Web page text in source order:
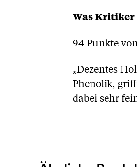
Was Kritiker
94 Punkte
„Dezentes
Phenolik,
dabei sehr